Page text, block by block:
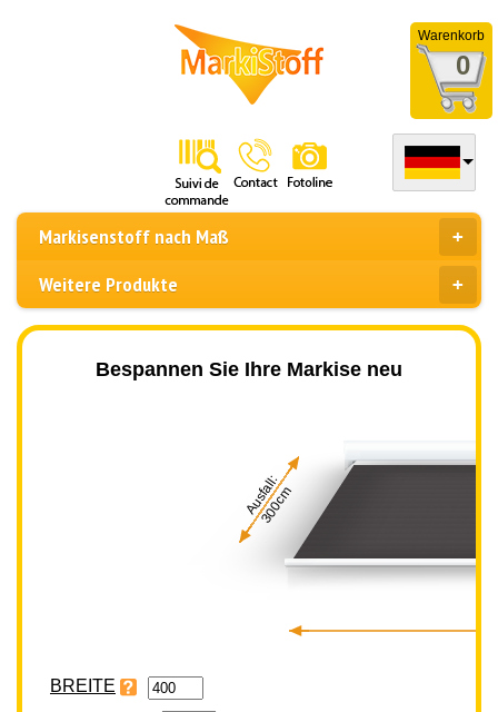
Warenkorb
0
Markisenstoff nach Maß
Weitere Produkte
Bespannen Sie Ihre Markise neu
Ausfall:
300cm
BREITE